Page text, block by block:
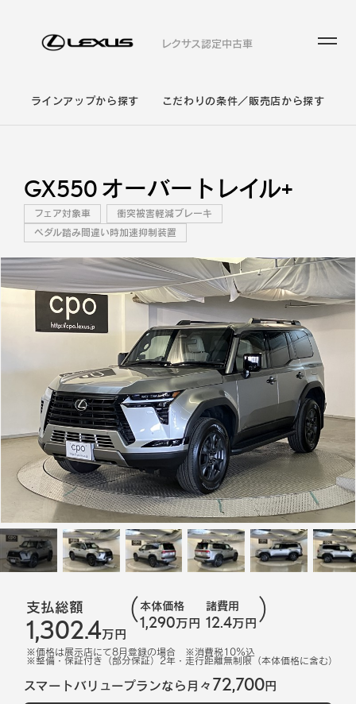
レクサス認定中古車
ラインアップから探す こだわりの条件／販売店から探す
GX550 オーバートレイル+
フェア対象車
衝突被害軽減ブレーキ
ペダル踏み間違い時加速抑制装置
支払総額
1,302.4万円
本体価格
1,290万円
諸費用
12.4万円
※価格は展示店にて8月登録の場合 ※消費税10%込
※整備・保証付き（部分保証）2年・走行距離無制限（本体価格に含む）
スマートバリュープランなら月々 72,700円